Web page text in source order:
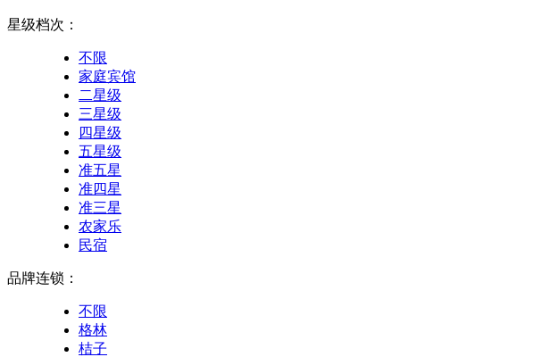
星级档次：
不限
家庭宾馆
二星级
三星级
四星级
五星级
准五星
准四星
准三星
农家乐
民宿
品牌连锁：
不限
格林
桔子